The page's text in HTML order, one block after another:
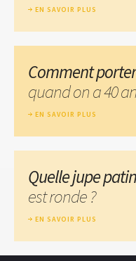
EN SAVOIR PLUS
Comment
quand on a 40
EN SAVOIR PLUS
Quelle jupe
est ronde ?
EN SAVOIR PLUS